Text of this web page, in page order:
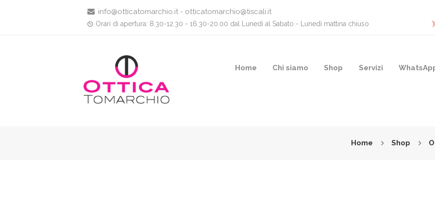
info@otticatomarchio.it - otticatomarchio@tiscali.it
Orari di apertura: 8.30-12.30 - 16.30-20.00 dal Lunedì al Sabato - Lunedì mattina chiuso
Home Chi siamo Shop Servizi
Home Shop